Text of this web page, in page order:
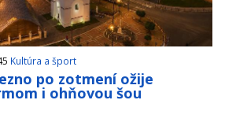
Kultúra a šport
po zotmení ožije
i ohňovou šou